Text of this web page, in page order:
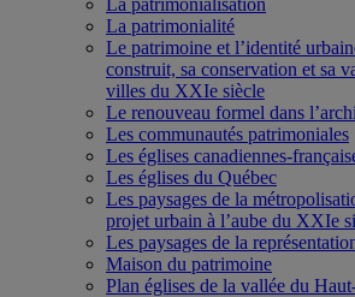
La patrimonialité
Le patrimoine et l’identité
construit, sa conservation et sa
villes du XXIe siècle
Le renouveau formel dans
Les communautés patrimoniales
Les églises canadiennes-
Les églises du Québec
Les paysages de la
projet urbain à l’aube du XXIe
Les paysages de la
Maison du patrimoine
Plan églises de la vallée du